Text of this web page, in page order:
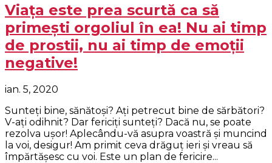
Viaţa este prea scurtă ca să
primeşti orgoliul în ea! Nu ai timp
de prostii, nu ai timp de emoţii
negative!
ian. 5, 2020
Sunteţi bine, sănătoşi? Aţi petrecut bine de sărbători?
V-aţi odihnit? Dar fericiţi sunteţi? Dacă nu, se poate
rezolva uşor! Aplecându-vă asupra voastră şi muncind
la voi, desigur! Am primit ceva drăguţ ieri şi vreau să
împărtăşesc cu voi. Este un plan de fericire...